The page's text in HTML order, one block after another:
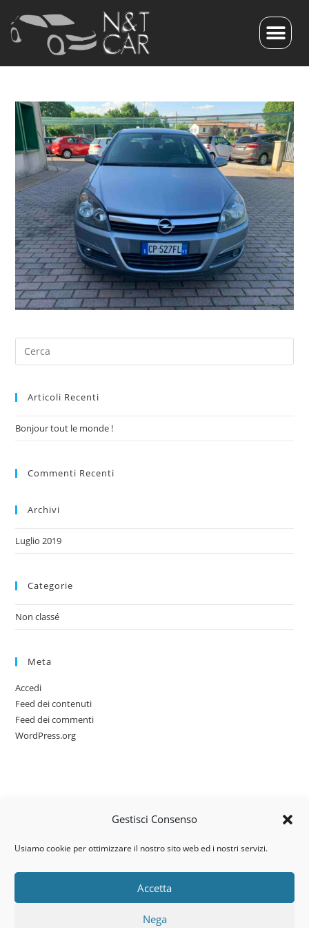
Gestisci Consenso
Usiamo cookie per ottimizzare il nostro sito web ed i nostri servizi.
Accetta
Nega
Articoli Recenti
Bonjour tout le monde !
Commenti Recenti
Archivi
Luglio 2019
Categorie
Non classé
Meta
Accedi
Feed dei contenuti
Feed dei commenti
WordPress.org
Via dell’artigianato, 14 – 31030